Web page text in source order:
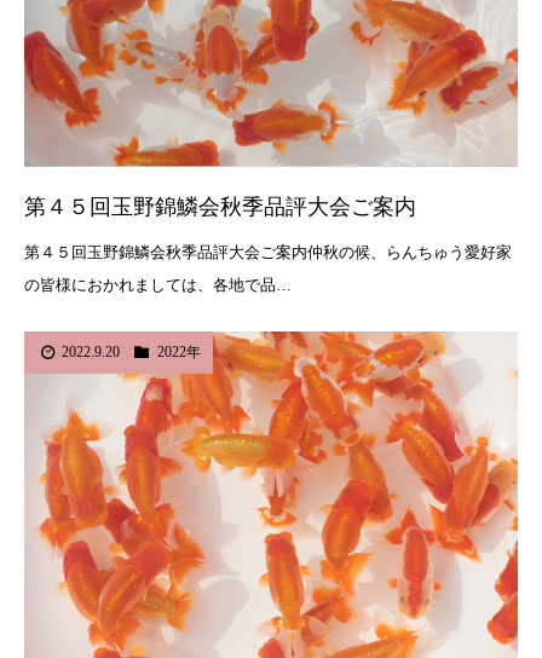
第４５回玉野錦鱗会秋季品評大会ご案内
第４５回玉野錦鱗会秋季品評大会ご案内仲秋の候、らんちゅう愛好家
の皆様におかれましては、各地で品…
2022.9.20 2022年